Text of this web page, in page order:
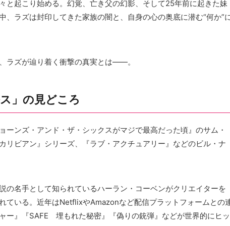
と起こり始める。幻覚、亡き父の幻影、そして25年前に起きた妹
ラズは封印してきた家族の闇と、自身の心の奥底に潜む“何か”
ラズが辿り着く衝撃の真実とは――。
」の見どころ
ーンズ・アンド・ザ・シックスがマジで最高だった頃』のサム・
リビアン』シリーズ、『ラブ・アクチュアリー』などのビル・ナ
の名手として知られているハーラン・コーベンがクリエイターを
ている。近年はNetflixやAmazonなど配信プラットフォームとの
ー』『SAFE 埋もれた秘密』『偽りの銃弾』などが世界的にヒッ